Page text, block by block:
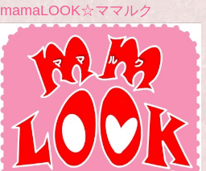
mamaLOOK☆ママルク